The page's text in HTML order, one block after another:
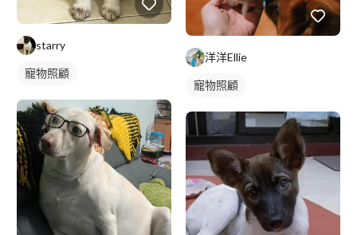
starry
寵物照顧
洋洋Ellie
寵物照顧